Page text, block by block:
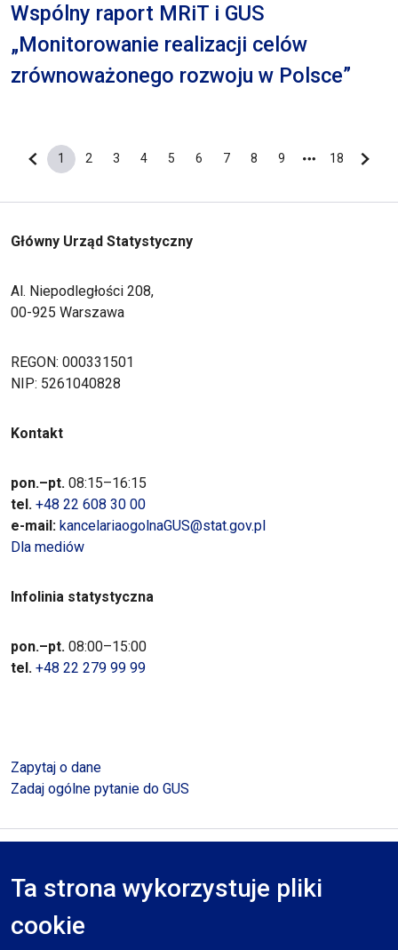
Ta strona wykorzystuje pliki
cookie
Wspólny raport MRiT i GUS
„Monitorowanie realizacji celów
zrównoważonego rozwoju w Polsce”
Poprzednia strona
Bieżąca strona
1
Strona
2
Strona
3
Strona
4
Strona
5
Strona
6
Strona
7
Strona
8
Strona
9
Ostatnia
18
Główny Urząd Statystyczny
Al. Niepodległości 208,
00-925 Warszawa
REGON: 000331501
NIP: 5261040828
Kontakt
pon.–pt. 08:15–16:15
tel. +48 22 608 30 00
e-mail: kancelariaogolnaGUS@stat.gov.pl
Dla mediów
Infolinia statystyczna
pon.–pt. 08:00–15:00
tel. +48 22 279 99 99
Zapytaj o dane
Zadaj ogólne pytanie do GUS
RODO